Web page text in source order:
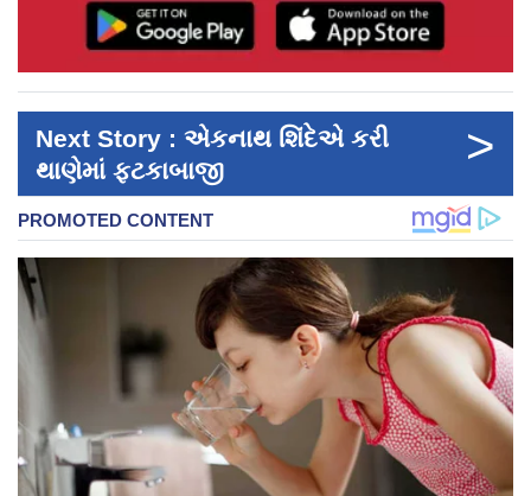
Next Story : એકનાથ શિંદેએ કરી
થાણેમાં ફટકાબાજી
>